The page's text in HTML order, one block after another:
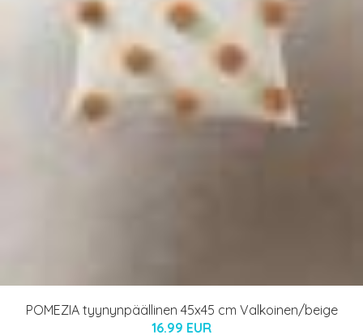
POMEZIA tyynynpäällinen 45x45 cm Valkoinen/beige
16.99 EUR